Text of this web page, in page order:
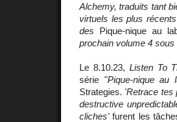
Alchemy, traduits tant
virtuels les plus
des Pique-nique au
prochain volume 4 sous
Le 8.10.23, Listen To
série "Pique-nique au
Strategies. 'Retrace tes
destructive
cliches'furent les